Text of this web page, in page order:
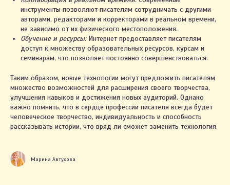
инструменты позволяют писателям сотрудничать с другими
авторами, редакторами и корректорами в реальном времени,
не зависимо от их физического местоположения.
Обучение и ресурсы:Интернет предоставляет писателям
доступ к множеству образовательных ресурсов, курсам и
семинарам, что позволяет постоянно совершенствоваться.
Таким образом, новые технологии могут предложить писателям
множество возможностей для расширения своего творчества,
улучшения навыков и достижения новых аудиторий. Однако
важно помнить, что в сердце профессии писателя всегда будет
человеческое творчество, индивидуальность и способность
рассказывать истории, что вряд ли сможет заменить технология.
Марина Автухова
Св-во о государственной регистрации № 0796122
выдано Жлобинским райисполкомом 03.03.2021
Политика конфиденциальности
Настройки cookie
Интернет-сайт включён в БЕЛГИЭ
Республики Беларусь 01.11.2023 за №191590
Правила оплаты и возврата
+375 29 123-58-67